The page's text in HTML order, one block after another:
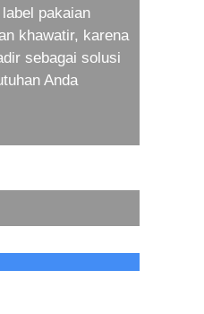
pakaian
khawatir, karena
sebagai solusi
Anda